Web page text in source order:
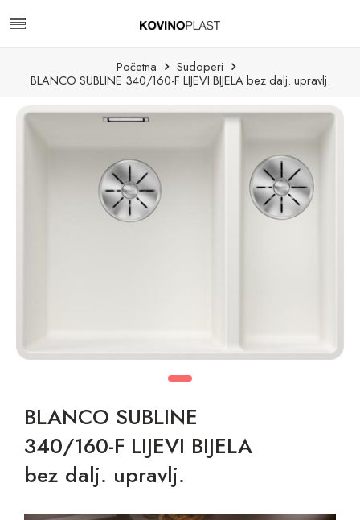
Početna
Sudoperi
BLANCO SUBLINE 340/160-F LIJEVI BIJELA bez dalj. upravlj.
BLANCO SUBLINE
340/160-F LIJEVI BIJELA
bez dalj. upravlj.